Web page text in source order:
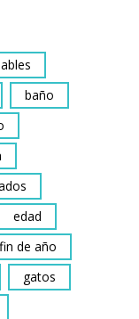
baño
edad
fin de año
gatos